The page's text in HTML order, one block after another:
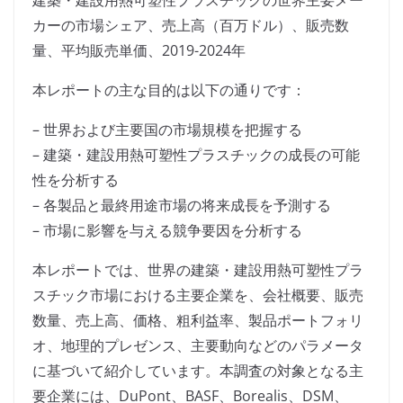
カーの市場シェア、売上高（百万ドル）、販売数
量、平均販売単価、2019-2024年
本レポートの主な目的は以下の通りです：
– 世界および主要国の市場規模を把握する
– 建築・建設用熱可塑性プラスチックの成長の可能
性を分析する
– 各製品と最終用途市場の将来成長を予測する
– 市場に影響を与える競争要因を分析する
本レポートでは、世界の建築・建設用熱可塑性プラ
スチック市場における主要企業を、会社概要、販売
数量、売上高、価格、粗利益率、製品ポートフォリ
オ、地理的プレゼンス、主要動向などのパラメータ
に基づいて紹介しています。本調査の対象となる主
要企業には、DuPont、BASF、Borealis、DSM、